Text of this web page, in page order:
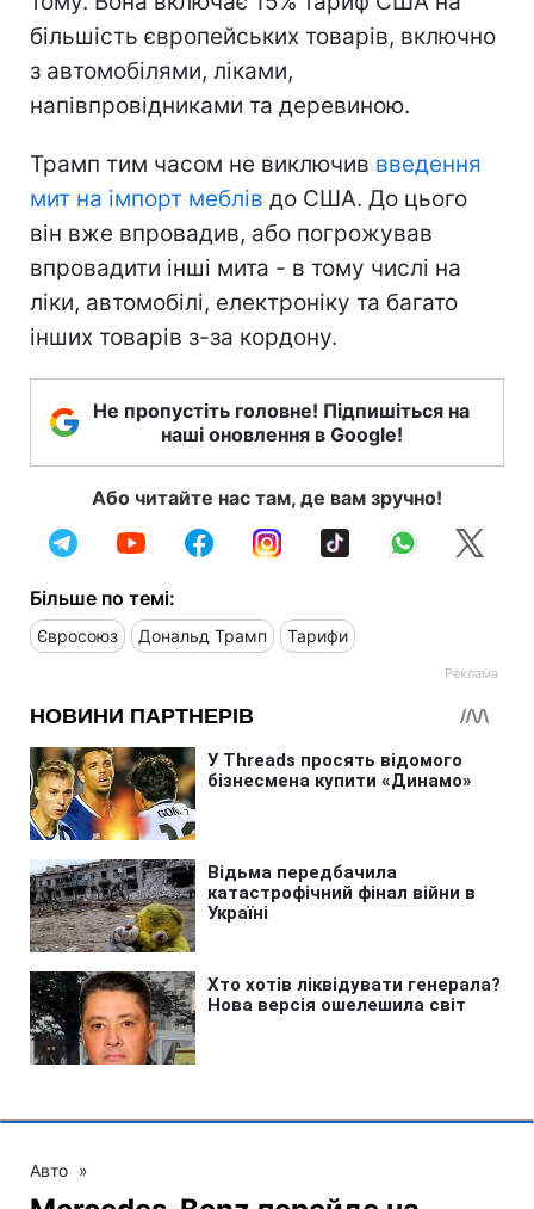
більшість європейських товарів, включно
з автомобілями, ліками,
напівпровідниками та деревиною.
Трамп тим часом не виключив введення
мит на імпорт меблів до США. До цього
він вже впровадив, або погрожував
впровадити інші мита - в тому числі на
ліки, автомобілі, електроніку та багато
інших товарів з-за кордону.
Не пропустіть головне! Підпишіться на
наші оновлення в Google!
Або читайте нас там, де вам зручно!
Більше по темі:
Євросоюз Дональд Трамп Тарифи
Авто »